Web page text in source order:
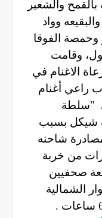
والشعير
وواد
وحمصة الفوقا
وقامت
الاغنام في
راعي أغنام
"سلطة
بملغ (10) آلاف شيكل بسبب
شاحنه
من خربة
صحفيين
الشمالية
.